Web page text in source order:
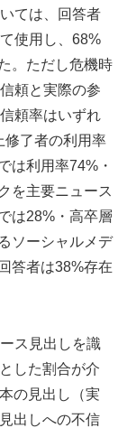
ては、回答者
使用し、68%
。ただし危機時
頼と実際の参
頼率はいずれ
了者の利用率
は利用率74%・
を主要ニュース
は28%・高卒層
ソーシャルメデ
答者は38%存在
ス見出しを識
した割合が介
の見出し（実
出しへの不信